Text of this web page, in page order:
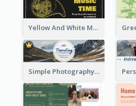
Yellow And White Music Instrument Twitter Header About Orchestra Performance
Simple Photography Twitter Header Promoting Travelling